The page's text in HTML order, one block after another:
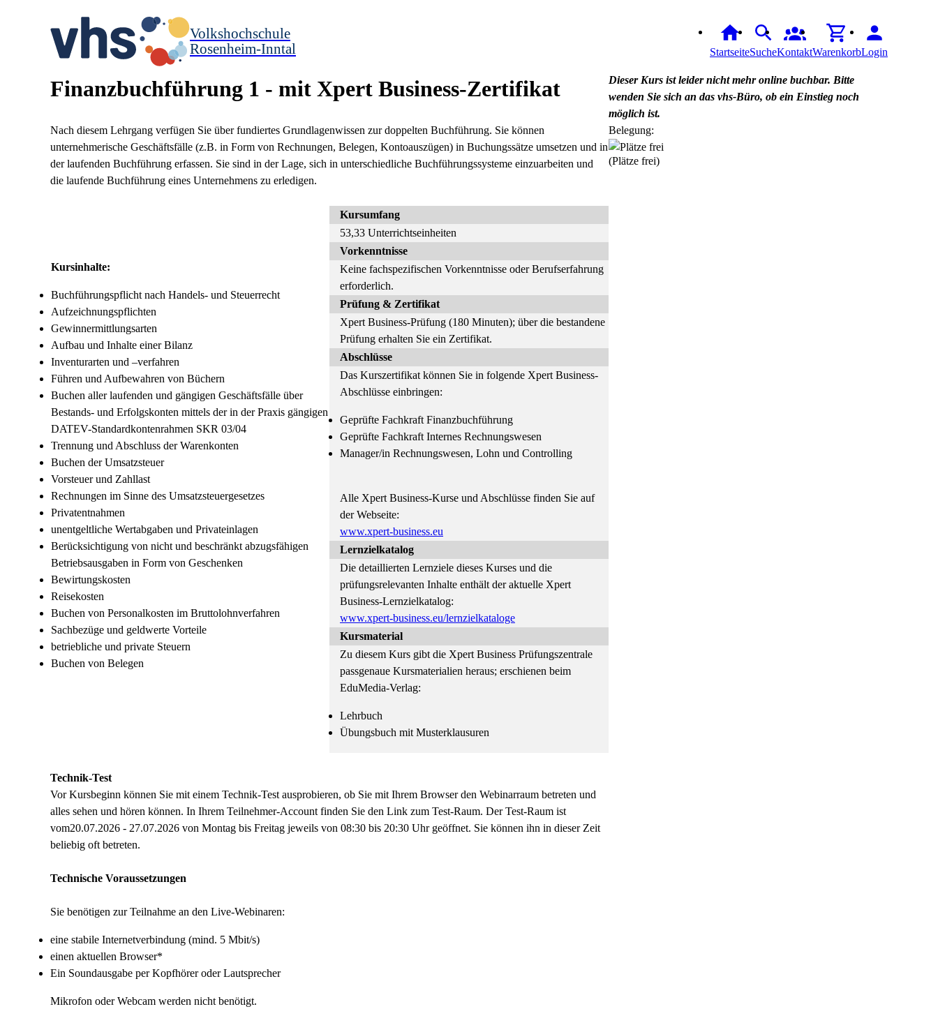
Volkshochschule
Rosenheim-Inntal
StartseiteSucheKontaktWarenkorbLogin
Finanzbuchführung 1 - mit Xpert Business-Zertifikat
Nach diesem Lehrgang verfügen Sie über fundiertes Grundlagenwissen zur doppelten Buchführung. Sie können
unternehmerische Geschäftsfälle (z.B. in Form von Rechnungen, Belegen, Kontoauszügen) in Buchungssätze umsetzen und in
der laufenden Buchführung erfassen. Sie sind in der Lage, sich in unterschiedliche Buchführungssysteme einzuarbeiten und
die laufende Buchführung eines Unternehmens zu erledigen.
Kursinhalte:
Buchführungspflicht nach Handels- und Steuerrecht
Aufzeichnungspflichten
Gewinnermittlungsarten
Aufbau und Inhalte einer Bilanz
Inventurarten und –verfahren
Führen und Aufbewahren von Büchern
Buchen aller laufenden und gängigen Geschäftsfälle über
Bestands- und Erfolgskonten mittels der in der Praxis gängigen
DATEV-Standardkontenrahmen SKR 03/04
Trennung und Abschluss der Warenkonten
Buchen der Umsatzsteuer
Vorsteuer und Zahllast
Rechnungen im Sinne des Umsatzsteuergesetzes
Privatentnahmen
unentgeltliche Wertabgaben und Privateinlagen
Berücksichtigung von nicht und beschränkt abzugsfähigen
Betriebsausgaben in Form von Geschenken
Bewirtungskosten
Reisekosten
Buchen von Personalkosten im Bruttolohnverfahren
Sachbezüge und geldwerte Vorteile
betriebliche und private Steuern
Buchen von Belegen
Kursumfang
53,33 Unterrichtseinheiten
Vorkenntnisse
Keine fachspezifischen Vorkenntnisse oder Berufserfahrung
erforderlich.
Prüfung & Zertifikat
Xpert Business-Prüfung (180 Minuten); über die bestandene
Prüfung erhalten Sie ein Zertifikat.
Abschlüsse
Das Kurszertifikat können Sie in folgende Xpert Business-
Abschlüsse einbringen:
Geprüfte Fachkraft Finanzbuchführung
Geprüfte Fachkraft Internes Rechnungswesen
Manager/in Rechnungswesen, Lohn und Controlling
Alle Xpert Business-Kurse und Abschlüsse finden Sie auf
der Webseite:
www.xpert-business.eu
Lernzielkatalog
Die detaillierten Lernziele dieses Kurses und die
prüfungsrelevanten Inhalte enthält der aktuelle Xpert
Business-Lernzielkatalog:
www.xpert-business.eu/lernzielkataloge
Kursmaterial
Zu diesem Kurs gibt die Xpert Business Prüfungszentrale
passgenaue Kursmaterialien heraus; erschienen beim
EduMedia-Verlag:
Lehrbuch
Übungsbuch mit Musterklausuren
Technik-Test
Vor Kursbeginn können Sie mit einem Technik-Test ausprobieren, ob Sie mit Ihrem Browser den Webinarraum betreten und
alles sehen und hören können. In Ihrem Teilnehmer-Account finden Sie den Link zum Test-Raum. Der Test-Raum ist
vom20.07.2026 - 27.07.2026 von Montag bis Freitag jeweils von 08:30 bis 20:30 Uhr geöffnet. Sie können ihn in dieser Zeit
beliebig oft betreten.
Technische Voraussetzungen
Sie benötigen zur Teilnahme an den Live-Webinaren:
eine stabile Internetverbindung (mind. 5 Mbit/s)
einen aktuellen Browser*
Ein Soundausgabe per Kopfhörer oder Lautsprecher
Mikrofon oder Webcam werden nicht benötigt.
Dieser Kurs ist leider nicht mehr online buchbar. Bitte
wenden Sie sich an das vhs-Büro, ob ein Einstieg noch
möglich ist.
Belegung:
(Plätze frei)